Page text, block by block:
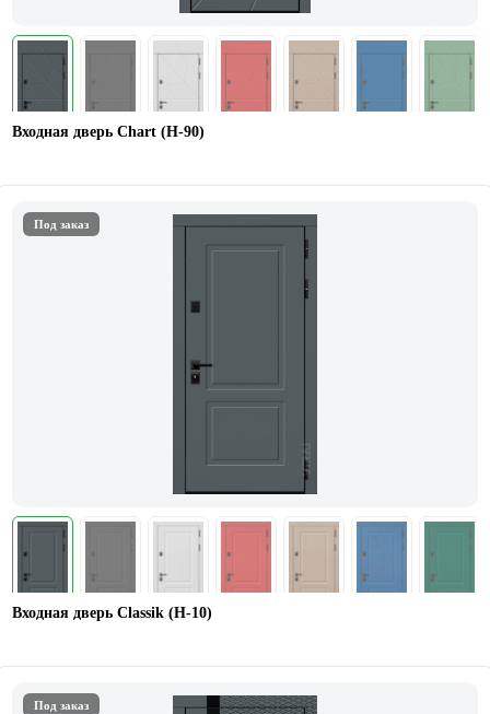
Входная дверь Chart (Н-90)
Под заказ
Входная дверь Classik (Н-10)
Под заказ